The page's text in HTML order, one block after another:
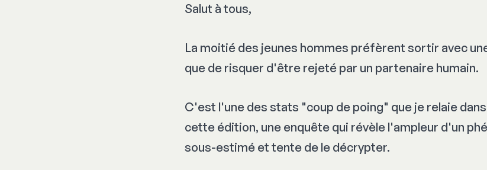
Salut à tous,
La moitié des jeunes hommes préfèrent sortir avec
que de risquer d'être rejeté par un partenaire humain.
C'est l'une des stats "coup de poing" que je relaie
cette édition, une enquête qui révèle l'ampleur d'un
sous-estimé et tente de le décrypter.